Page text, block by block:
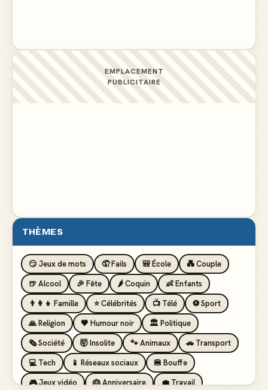
EMPLACEMENT
PUBLICITAIRE
THÈMES
😏 Jeux de mots 🤦 Fails 🎒 École
💑 Couple
🍺 Alcool
🎉 Fête 🌶️ Coquin
👶 Enfants
👨‍👩‍👧 Famille
⭐ Célébrités 📺 Télé
⚽ Sport
🙏 Religion
🖤 Humour noir
🏛️ Politique
🗞️ Société
🤯 Insolite 🐾 Animaux
🚗 Transport
💻 Tech
📱 Réseaux sociaux
🍔 Bouffe
🎮 Jeux vidéo
🎂 Anniversaire
💼 Travail